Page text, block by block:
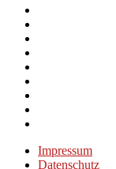
Impressum
Datenschutz